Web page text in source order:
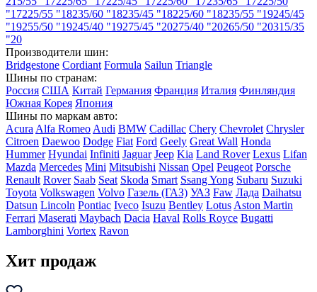
"17225/55 "18235/60 "18235/45 "18225/60 "18235/55 "19245/45
"19255/50 "19245/40 "19275/45 "20275/40 "20265/50 "20315/35
"20
Производители шин:
Bridgestone Cordiant Formula Sailun Triangle
Шины по странам:
Россия США Китай Германия Франция Италия Финляндия
Южная Корея Япония
Шины по маркам авто:
Acura Alfa Romeo Audi BMW Cadillac Chery Chevrolet Chrysler
Citroen Daewoo Dodge Fiat Ford Geely Great Wall Honda
Hummer Hyundai Infiniti Jaguar Jeep Kia Land Rover Lexus Lifan
Mazda Mercedes Mini Mitsubishi Nissan Opel Peugeot Porsche
Renault Rover Saab Seat Skoda Smart Ssang Yong Subaru Suzuki
Toyota Volkswagen Volvo Газель (ГАЗ) УАЗ Faw Лада Daihatsu
Datsun Lincoln Pontiac Iveco Isuzu Bentley Lotus Aston Martin
Ferrari Maserati Maybach Dacia Haval Rolls Royce Bugatti
Lamborghini Vortex Ravon
Хит продаж